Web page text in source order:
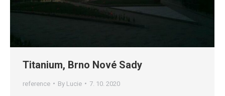
Titanium, Brno Nové Sady
reference By Lucie 7. 10. 2020